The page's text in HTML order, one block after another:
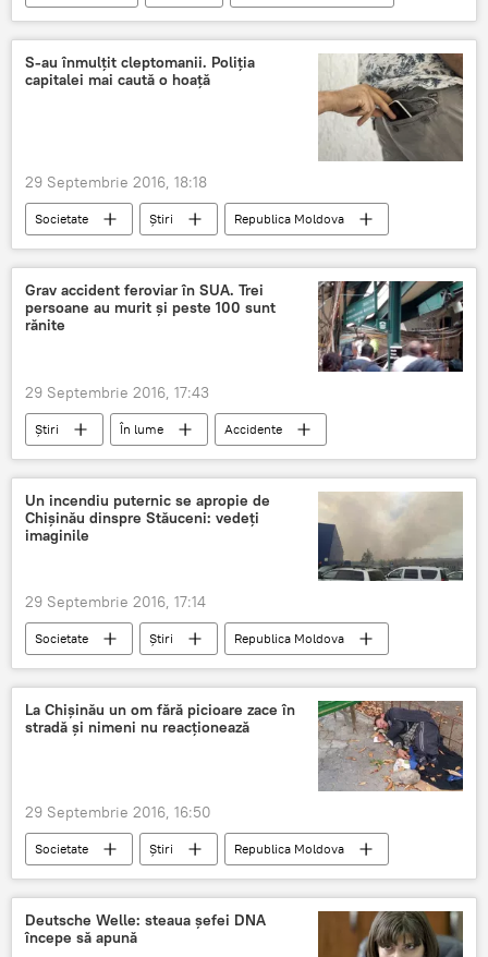
BNM
Moldova
S-au înmulţit cleptomanii. Poliția
capitalei mai caută o hoaţă
29 Septembrie 2016, 18:18
Societate Știri
Republica Moldova
Chișinău
Poliţia capitalei
Grav accident feroviar în SUA. Trei
persoane au murit și peste 100 sunt
rănite
29 Septembrie 2016, 17:43
Știri În lume
Accidente
SUA
accident tren
gara
3 persoane
Un incendiu puternic se apropie de
Chișinău dinspre Stăuceni: vedeţi
imaginile
29 Septembrie 2016, 17:14
Societate Știri
Republica Moldova
Chișinău
Incendiu
Vegetație
Stăuceni
Video Foto
La Chișinău un om fără picioare zace în
stradă şi nimeni nu reacționează
29 Septembrie 2016, 16:50
Societate Știri
Republica Moldova
Chișinău
Autorități
Reacție
Stradă
Om
Fără picioare
Trecători
Deutsche Welle: steaua şefei DNA
începe să apună